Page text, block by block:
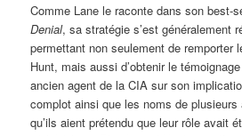
Comme Lane le raconte dans son best-
Denial, sa stratégie s’est généralement
permettant non seulement de remporter
Hunt, mais aussi d’obtenir le
ancien agent de la CIA sur son
complot ainsi que les noms de
qu’ils aient prétendu que leur rôle avait